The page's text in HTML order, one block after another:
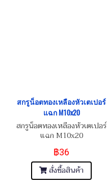
สกรูน็อตทองเหลืองหัวเตเปอร์
แฉก M10x20
สกรูน็อตทองเหลืองหัวเตเปอร์
แฉก M10x20
฿36
สั่งซื้อสินค้า